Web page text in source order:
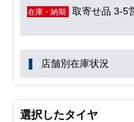
在庫・納期 取寄せ品 3-5
店舗別在庫状況
選択したタイヤ